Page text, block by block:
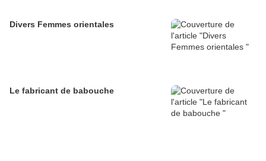
Divers Femmes orientales
Le fabricant de babouche